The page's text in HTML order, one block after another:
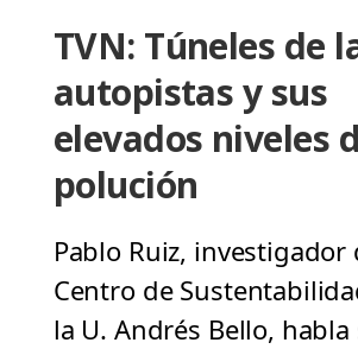
TVN: Túneles de
autopistas y sus
elevados niveles
polución
Pablo Ruiz, investigador
Centro de
la U. Andrés Bello, habla